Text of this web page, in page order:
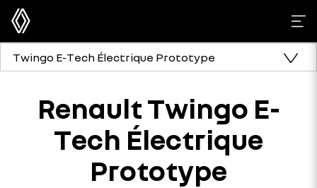
Twingo E-Tech Électrique Prototype
Renault Twingo E-
Tech Électrique
Prototype